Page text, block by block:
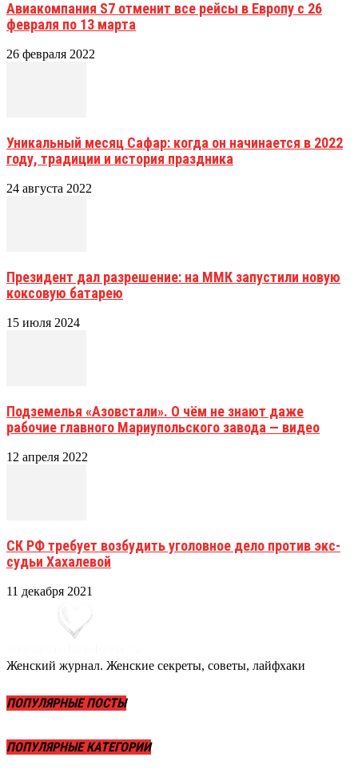
Авиакомпания S7 отменит все рейсы в Европу с 26
февраля по 13 марта
26 февраля 2022
Уникальный месяц Сафар: когда он начинается в 2022
году, традиции и история праздника
24 августа 2022
Президент дал разрешение: на ММК запустили новую
коксовую батарею
15 июля 2024
Подземелья «Азовстали». О чём не знают даже
рабочие главного Мариупольского завода — видео
12 апреля 2022
СК РФ требует возбудить уголовное дело против экс-
судьи Хахалевой
11 декабря 2021
Женский журнал. Женские секреты, советы, лайфхаки
ПОПУЛЯРНЫЕ ПОСТЫ
ПОПУЛЯРНЫЕ КАТЕГОРИИ